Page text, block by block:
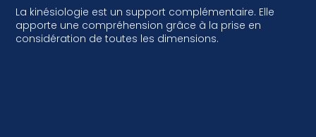
La kinésiologie est un support complémentaire. Elle
apporte une compréhension grâce à la prise en
considération de toutes les dimensions.